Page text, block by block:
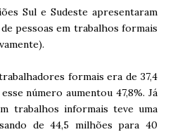
Sul e Sudeste apresentaram
pessoas em trabalhos formais
formais era de 37,4
número aumentou 47,8%. Já
trabalhos informais teve uma
de 44,5 milhões para 40